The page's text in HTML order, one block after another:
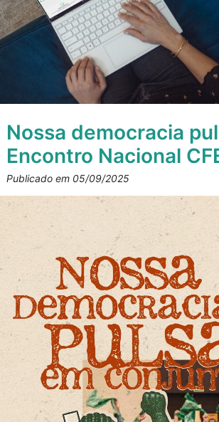
Nossa democracia
Encontro Nacional
Publicado em 05/09/2025